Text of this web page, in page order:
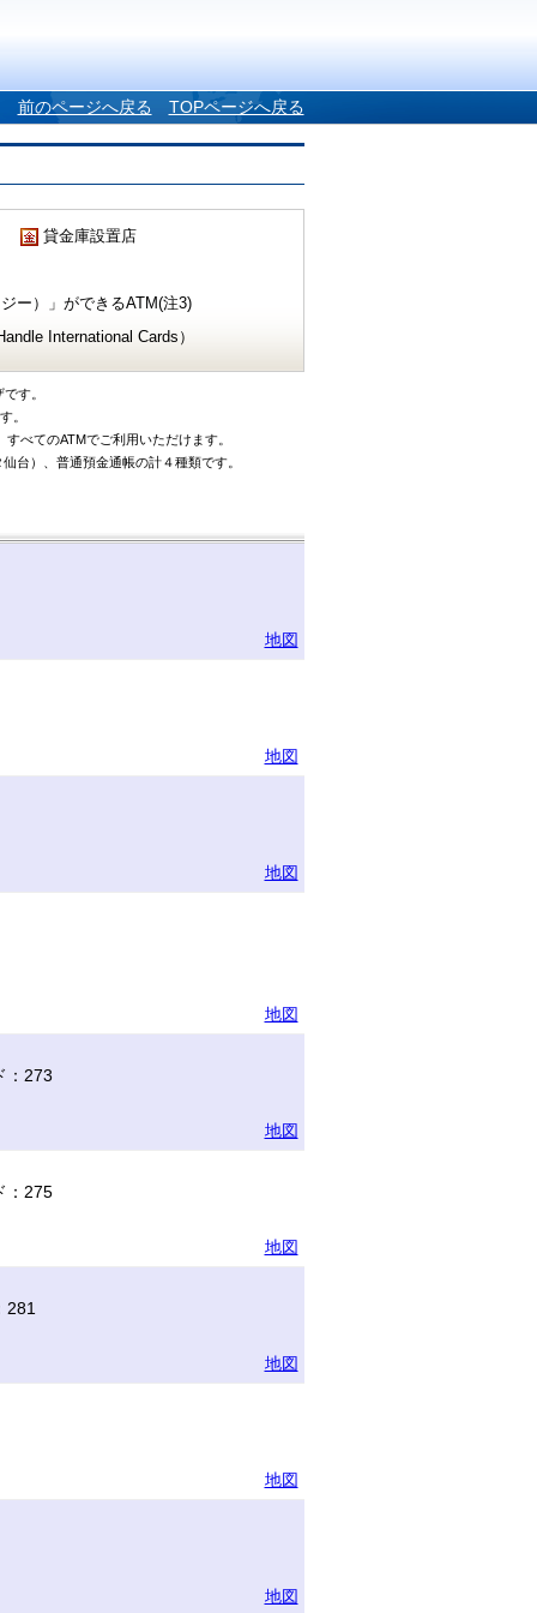
前のページへ戻る TOPページへ戻る
貸金庫設置店
ー）」ができるATM(注3)
International Cards）
す。
。
べてのATMでご利用いただけます。
台）、普通預金通帳の計４種類です。
地図
地図
地図
地図
：273
地図
：275
地図
地図
地図
地図